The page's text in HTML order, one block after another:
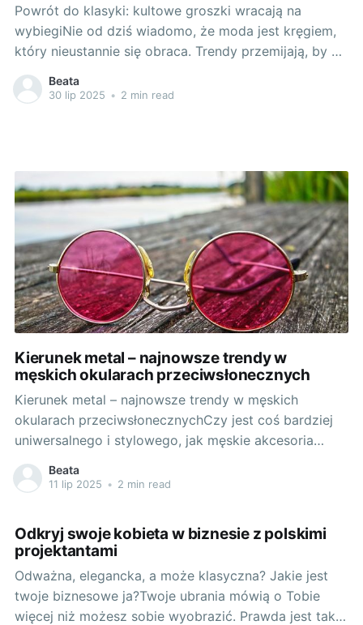
Powrót do klasyki: kultowe groszki wracają na
wybiegiNie od dziś wiadomo, że moda jest kręgiem,
który nieustannie się obraca. Trendy przemijają, by po
latach znów triumfalnie powrócić. Tak jest również w
przypadku wzorów, które docierały do nas z
Beata
30 lip 2025 • 2 min read
Kierunek metal – najnowsze trendy w
męskich okularach przeciwsłonecznych
Kierunek metal – najnowsze trendy w męskich
okularach przeciwsłonecznychCzy jest coś bardziej
uniwersalnego i stylowego, jak męskie akcesoria
wykonane z metalu? Zegarki, spinki do mankietów, a
teraz także popularne stają się okulary
do metalowego świata męskiego stylu. Światło na
Beata
11 lip 2025 • 2 min read
Odkryj swoje kobieta w biznesie z polskimi
projektantami
Odważna, elegancka, a może klasyczna? Jakie jest
twoje biznesowe ja?Twoje ubrania mówią o Tobie
więcej niż możesz sobie wyobrazić. Prawda jest taka,